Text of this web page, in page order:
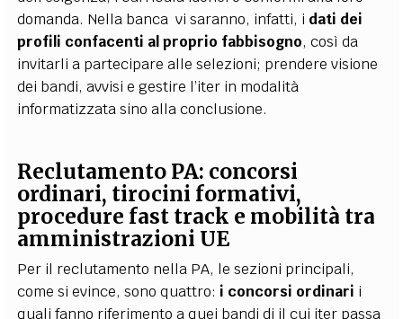
domanda. Nella banca vi saranno, infatti, i dati dei
profili confacenti al proprio fabbisogno, così da
invitarli a partecipare alle selezioni; prendere visione
dei bandi, avvisi e gestire l’iter in modalità
informatizzata sino alla conclusione.
Reclutamento PA: concorsi
ordinari, tirocini formativi,
procedure fast track e mobilità tra
amministrazioni UE
Per il reclutamento nella PA, le sezioni principali,
come si evince, sono quattro: i concorsi ordinari i
quali fanno riferimento a quei bandi di il cui iter passa